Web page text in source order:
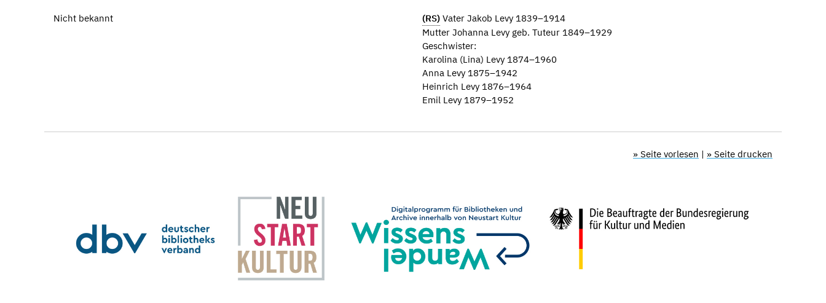
Nicht bekannt (RS) Vater Jakob Levy 1839–1914
Mutter Johanna Levy geb. Tuteur 1849–1929
Geschwister:
Karolina (Lina) Levy 1874–1960
Anna Levy 1875–1942
Heinrich Levy 1876–1964
Emil Levy 1879–1952
» Seite vorlesen | » Seite drucken